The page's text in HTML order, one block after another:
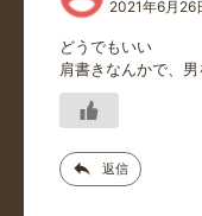
2021年6月26
どうでもいい
肩書きなんかで、
返信